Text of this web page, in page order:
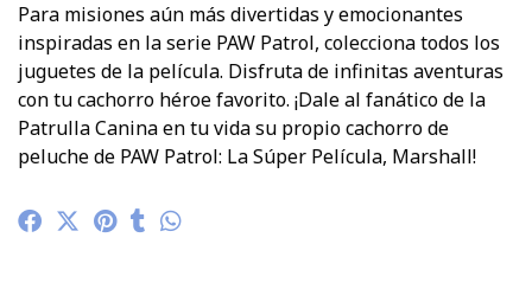
Para misiones aún más divertidas y emocionantes
inspiradas en la serie PAW Patrol, colecciona todos los
juguetes de la película. Disfruta de infinitas aventuras
con tu cachorro héroe favorito. ¡Dale al fanático de la
Patrulla Canina en tu vida su propio cachorro de
peluche de PAW Patrol: La Súper Película, Marshall!